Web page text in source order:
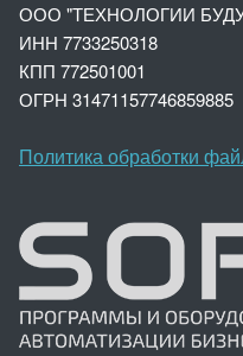
ООО "ТЕХНОЛОГИИ
ИНН 7733250318
КПП 772501001
ОГРН 31471157746859885
Политика обработки